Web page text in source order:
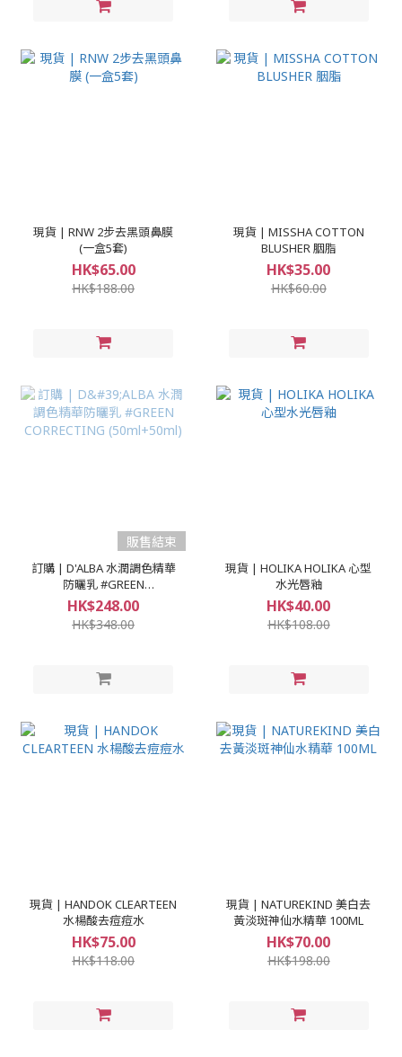
現貨 | RNW 2步去黑頭鼻膜
(一盒5套)
HK$65.00
HK$188.00
現貨 | MISSHA COTTON
BLUSHER 胭脂
HK$35.00
HK$60.00
販售結束
訂購 | D'ALBA 水潤調色精華
防曬乳 #GREEN
CORRECTING (50ml+50ml)
HK$248.00
HK$348.00
現貨 | HOLIKA HOLIKA 心型
水光唇釉
HK$40.00
HK$108.00
現貨 | HANDOK CLEARTEEN
水楊酸去痘痘水
HK$75.00
HK$118.00
現貨 | NATUREKIND 美白去
黃淡斑神仙水精華 100ML
HK$70.00
HK$198.00